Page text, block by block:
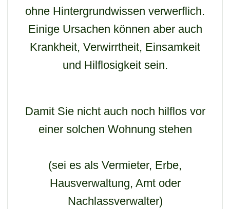
ohne Hintergrundwissen verwerflich.
Einige Ursachen können aber auch
Krankheit, Verwirrtheit, Einsamkeit
und Hilflosigkeit sein.
Damit Sie nicht auch noch hilflos vor
einer solchen Wohnung stehen
(sei es als Vermieter, Erbe,
Hausverwaltung, Amt oder
Nachlassverwalter)